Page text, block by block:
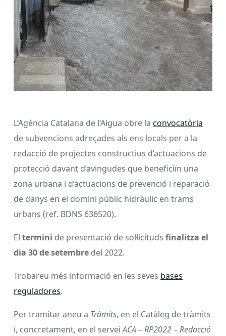
L’Agència Catalana de l’Aigua obre la convocatòria
de subvencions adreçades als ens locals per a la
redacció de projectes constructius d’actuacions de
protecció davant d’avingudes que beneficiïn una
zona urbana i d’actuacions de prevenció i reparació
de danys en el domini públic hidràulic en trams
urbans (ref. BDNS 636520).
El termini de presentació de sol·licituds finalitza el
dia 30 de setembre del 2022.
Trobareu més informació en les seves bases
reguladores.
Per tramitar aneu a Tràmits, en el Catàleg de tràmits
i, concretament, en el serveiACA – RP2022 – Redacció